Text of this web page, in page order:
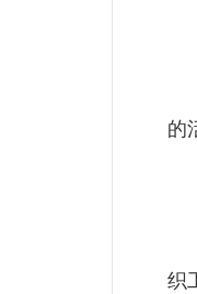
的
织